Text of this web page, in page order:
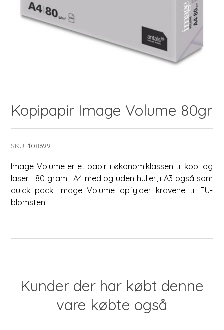
Kopipapir Image Volume 80gr
SKU: 108699
Image Volume er et papir i økonomiklassen til kopi og
laser i 80 gram i A4 med og uden huller, i A3 også som
quick pack. Image Volume opfylder kravene til EU-
blomsten.
Kunder der har købt denne
vare købte også